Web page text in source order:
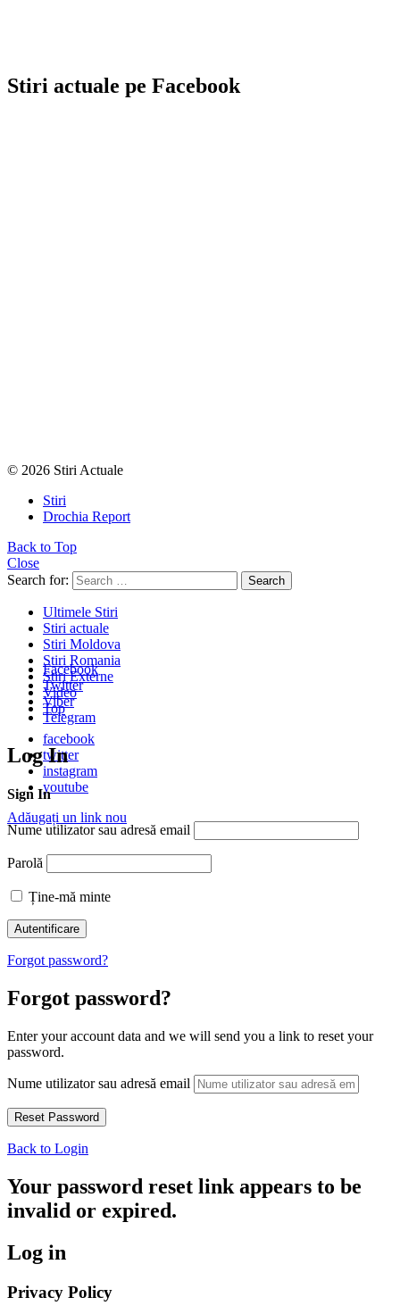
Stiri actuale pe Facebook
© 2026 Stiri Actuale
Stiri
Drochia Report
Back to Top
Close
Search for:
Search
Ultimele Stiri
Stiri actuale
Stiri Moldova
Stiri Romania
Stiri Externe
Video
Top
facebook
twitter
instagram
youtube
Adăugați un link nou
Facebook
Twitter
Viber
Telegram
Log In
Sign In
Nume utilizator sau adresă email
Parolă
Ține-mă minte
Forgot password?
Forgot password?
Enter your account data and we will send you a link to reset your
password.
Nume utilizator sau adresă email
Back to Login
Your password reset link appears to be
invalid or expired.
Log in
Privacy Policy